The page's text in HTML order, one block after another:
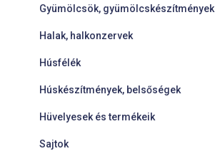
Gyümölcsök, gyümölcskészítmények
Halak, halkonzervek
Húsfélék
Húskészítmények, belsőségek
Hüvelyesek és termékeik
Sajtok